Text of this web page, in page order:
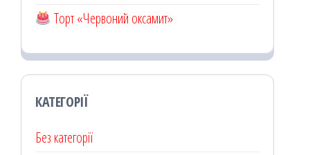
Торт «Червоний оксамит»
КАТЕГОРІЇ
Без категорії